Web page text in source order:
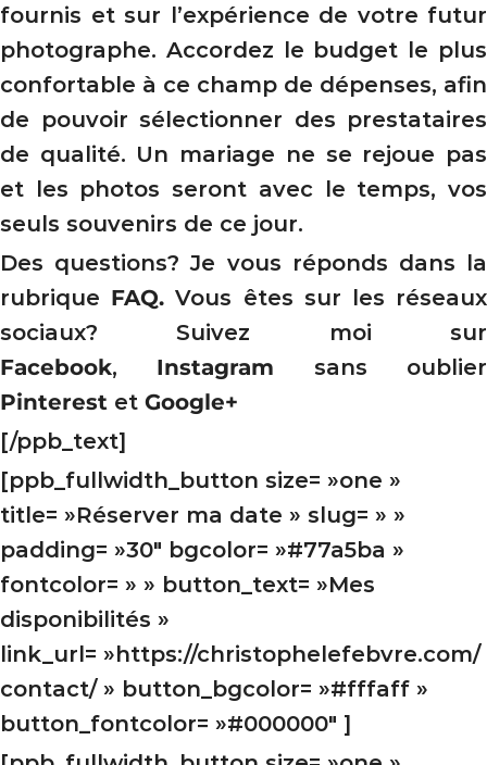
fournis et sur l’expérience de votre futur
photographe. Accordez le budget le plus
confortable à ce champ de dépenses, afin
de pouvoir sélectionner des prestataires
de qualité. Un mariage ne se rejoue pas
et les photos seront avec le temps, vos
seuls souvenirs de ce jour.
Des questions? Je vous réponds dans la
rubrique FAQ.Vous êtes sur les réseaux
sociaux? Suivez moi sur
Facebook, Instagram sans oublier
Pinterest et Google+
[/ppb_text]
[ppb_fullwidth_button size= »one »
title= »Réserver ma date » slug= » »
padding= »30″ bgcolor= »#77a5ba »
fontcolor= » » button_text= »Mes
disponibilités »
link_url= »https://christophelefebvre.com/
contact/ » button_bgcolor= »#fffaff »
button_fontcolor= »#000000″ ]